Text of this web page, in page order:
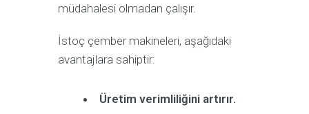
müdahalesi olmadan çalışır.
İstoç çember makineleri, aşağıdaki
avantajlara sahiptir:
Üretim verimliliğini artırır.